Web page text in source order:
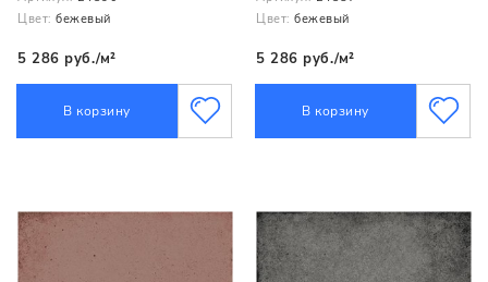
Цвет: бежевый
5 286 руб./м²
В корзину
Цвет: бежевый
5 286 руб./м²
В корзину